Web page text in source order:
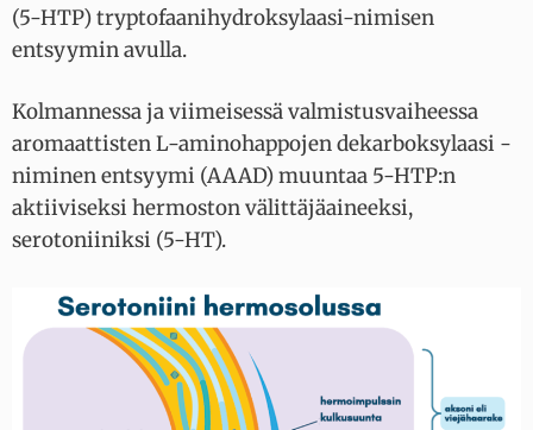
(5-HTP) tryptofaanihydroksylaasi-nimisen
entsyymin avulla.
Kolmannessa ja viimeisessä valmistusvaiheessa
aromaattisten L-aminohappojen dekarboksylaasi -
niminen entsyymi (AAAD) muuntaa 5-HTP:n
aktiiviseksi hermoston välittäjäaineeksi,
serotoniiniksi (5-HT).